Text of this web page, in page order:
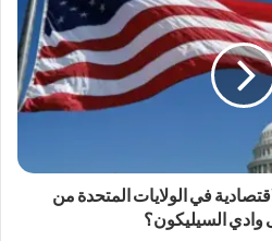
في الولايات المتحدة من
وادي السيليكون؟